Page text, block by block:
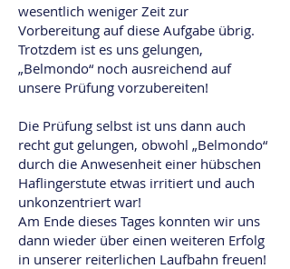
wesentlich weniger Zeit zur
Vorbereitung auf diese Aufgabe übrig.
Trotzdem ist es uns gelungen,
„Belmondo“ noch ausreichend auf
unsere Prüfung vorzubereiten!
Die Prüfung selbst ist uns dann auch
recht gut gelungen, obwohl „Belmondo“
durch die Anwesenheit einer hübschen
Haflingerstute etwas irritiert und auch
unkonzentriert war!
Am Ende dieses Tages konnten wir uns
dann wieder über einen weiteren Erfolg
in unserer reiterlichen Laufbahn freuen!